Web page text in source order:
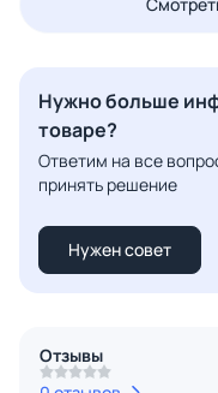
Нужно больше
товаре?
Ответим на все
принять решение
Нужен совет
Отзывы